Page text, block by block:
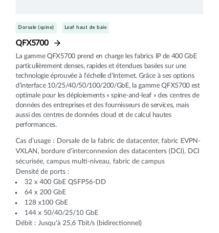
Dorsale (spine) Leaf haut de baie
QFX5700
La gamme QFX5700 prend en charge les fabrics IP de 400 GbE
particulièrement denses, rapides et étendues basées sur une
technologie éprouvée à l’échelle d’Internet. Grâce à ses options
d’interface 10/25/40/50/100/200/GbE, la gamme QFX5700 est
optimale pour les déploiements « spine-and-leaf » des centres de
données des entreprises et des fournisseurs de services, mais
aussi des centres de données cloud et de calcul hautes
performances.
Cas d’usage : Dorsale de la fabric de datacenter, fabric EVPN-
VXLAN, bordure d’interconnexion des datacenters (DCI), DCI
sécurisée, campus multi-niveau, fabric de campus
Densité de ports :
32 x 400 GbE QSFP56-DD
64 x 200 GbE
128 x100 GbE
144 x 50/40/25/10 GbE
Débit : Jusqu'à 25,6 Tbit/s (bidirectionnel)